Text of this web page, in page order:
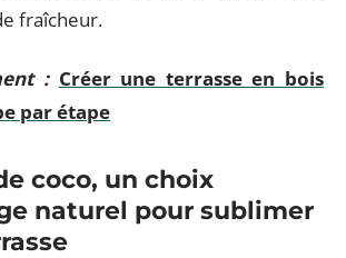
fraîcheur.
: Créer une terrasse en bois
par étape
coco, un choix
naturel pour sublimer